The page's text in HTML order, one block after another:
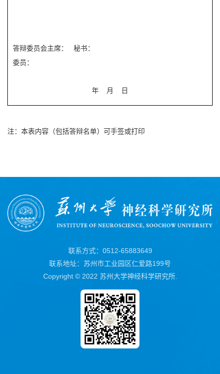
答辩委员会主席：
秘书：
委员：
年 月 日
注：本表内容（包括答辩名单）可手签或打印
联系方式：0512-65883649
联系地址：苏州市工业园区仁爱路199号
Copyright © 2022 苏州大学神经科学研究所.